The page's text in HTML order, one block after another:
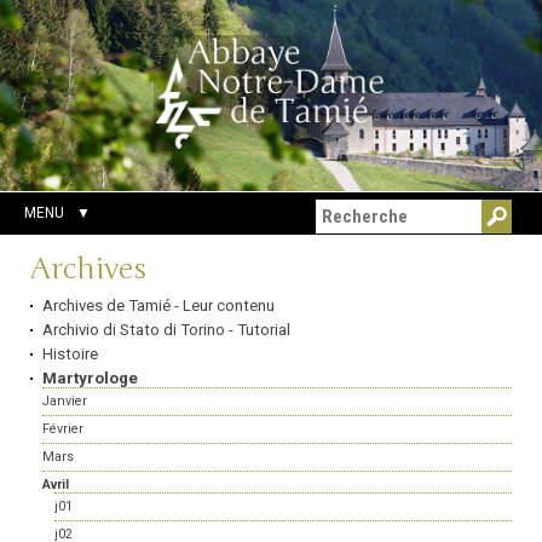
Aller
au
contenu.
|
Aller
à
la
navigation
Outils
personnels
Chercher par
Recherche
avancée…
MENU
Navigation
Archives
Archives de Tamié - Leur contenu
Archivio di Stato di Torino - Tutorial
Histoire
Martyrologe
Janvier
Février
Mars
Avril
j01
j02